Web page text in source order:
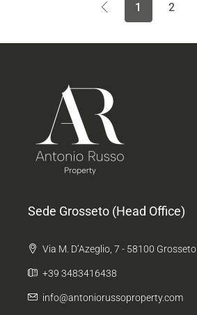
1 2
Sede Grosseto (Head Office)
Via M. D’Azeglio, 7 - 58100 Grosseto
+39 3483416438
info@antoniorussoproperty.com